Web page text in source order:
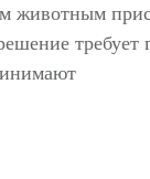
животным
требует